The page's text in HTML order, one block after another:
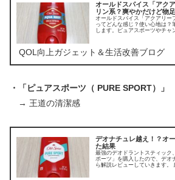
オールドスパイス「アク
リン系？爽やかだけど物
オールドスパイス「アクアリー
ってどんな感じ？使い心地は？
します。ピュアスポーツやチャ
QOL向上ガジェット＆生活改善ブログ
・「ピュアスポーツ（ PURE SPORT）」
→ 王道の清潔感
デオナチュレ越え！？オ
た結果
最強のデオドラントスティック
ポーツ」を購入したので、デオ
ら解説レビューしていきます。